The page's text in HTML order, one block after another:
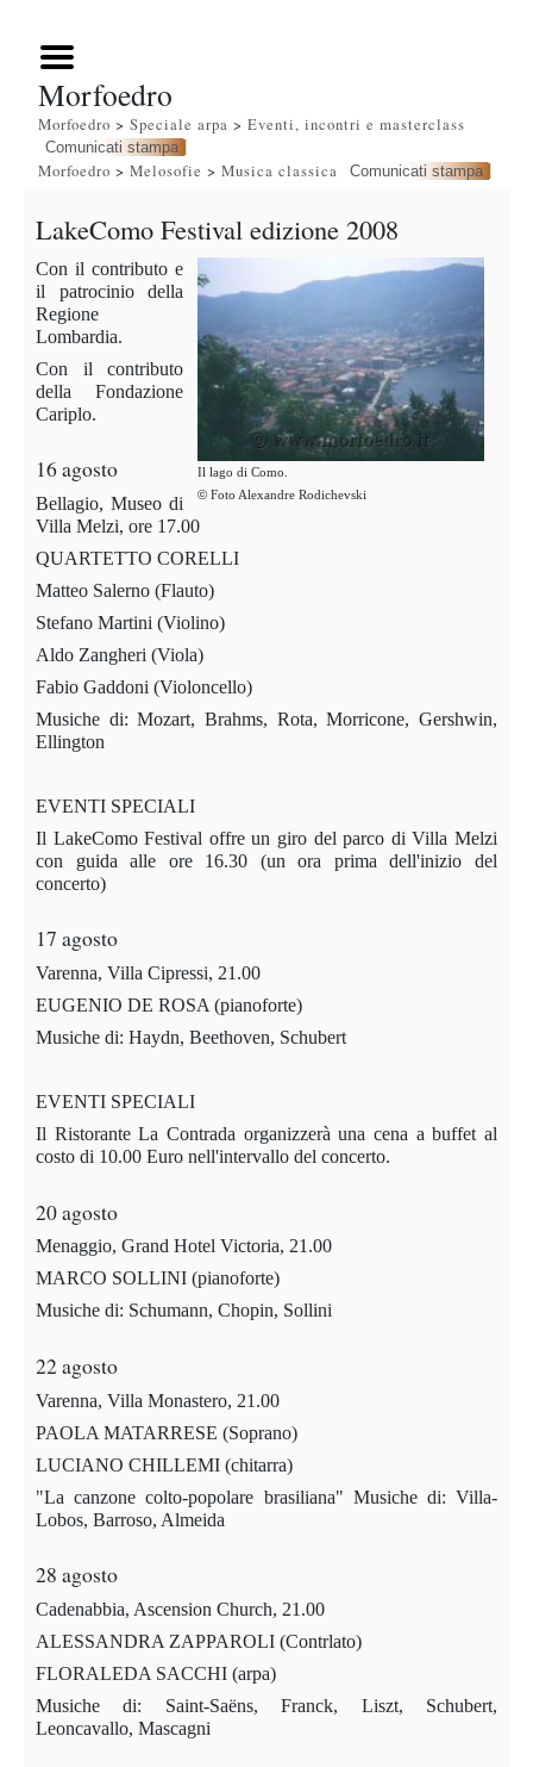
Morfoedro
Morfoedro > Speciale arpa > Eventi, incontri e masterclass
Comunicati stampa
Morfoedro > Melosofie > Musica classica Comunicati stampa
LakeComo Festival edizione 2008
Il lago di Como.
©Foto Alexandre Rodichevski
Con il contributo e
il patrocinio della
Regione
Lombardia.
Con il contributo
della Fondazione
Cariplo.
16 agosto
Bellagio, Museo di
Villa Melzi, ore 17.00
QUARTETTO CORELLI
Matteo Salerno (Flauto)
Stefano Martini (Violino)
Aldo Zangheri (Viola)
Fabio Gaddoni (Violoncello)
Musiche di: Mozart, Brahms, Rota, Morricone, Gershwin,
Ellington
EVENTI SPECIALI
Il LakeComo Festival offre un giro del parco di Villa Melzi
con guida alle ore 16.30 (un ora prima dell'inizio del
concerto)
17 agosto
Varenna, Villa Cipressi, 21.00
EUGENIO DE ROSA (pianoforte)
Musiche di: Haydn, Beethoven, Schubert
EVENTI SPECIALI
Il Ristorante La Contrada organizzerà una cena a buffet al
costo di 10.00 Euro nell'intervallo del concerto.
20 agosto
Menaggio, Grand Hotel Victoria, 21.00
MARCO SOLLINI (pianoforte)
Musiche di: Schumann, Chopin, Sollini
22 agosto
Varenna, Villa Monastero, 21.00
PAOLA MATARRESE (Soprano)
LUCIANO CHILLEMI (chitarra)
"La canzone colto-popolare brasiliana" Musiche di: Villa-
Lobos, Barroso, Almeida
28 agosto
Cadenabbia, Ascension Church, 21.00
ALESSANDRA ZAPPAROLI (Contrlato)
FLORALEDA SACCHI (arpa)
Musiche di: Saint-Saëns, Franck, Liszt, Schubert,
Leoncavallo, Mascagni